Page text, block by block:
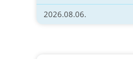
2026.08.06.